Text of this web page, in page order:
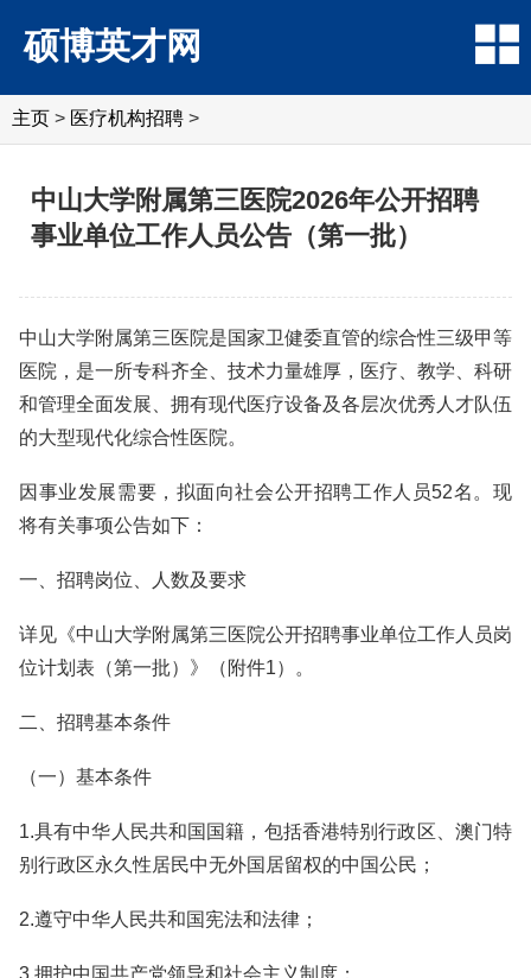
硕博英才网
主页 > 医疗机构招聘 >
中山大学附属第三医院2026年公开招聘
事业单位工作人员公告（第一批）
中山大学附属第三医院是国家卫健委直管的综合性三级甲等
医院，是一所专科齐全、技术力量雄厚，医疗、教学、科研
和管理全面发展、拥有现代医疗设备及各层次优秀人才队伍
的大型现代化综合性医院。
因事业发展需要，拟面向社会公开招聘工作人员52名。现
将有关事项公告如下：
一、招聘岗位、人数及要求
详见《中山大学附属第三医院公开招聘事业单位工作人员岗
位计划表（第一批）》（附件1）。
二、招聘基本条件
（一）基本条件
1.具有中华人民共和国国籍，包括香港特别行政区、澳门特
别行政区永久性居民中无外国居留权的中国公民；
2.遵守中华人民共和国宪法和法律；
3.拥护中国共产党领导和社会主义制度；